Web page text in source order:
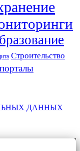
Строительство
порталы
ДАННЫХ